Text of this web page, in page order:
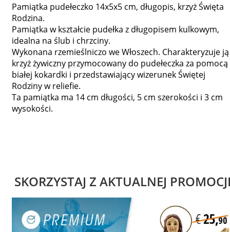
Pamiątka pudełeczko 14x5x5 cm, długopis, krzyż Święta
Rodzina.
Pamiątka w kształcie pudełka z długopisem kulkowym,
idealna na ślub i chrzciny.
Wykonana rzemieślniczo we Włoszech. Charakteryzuje ją
krzyż żywiczny przymocowany do pudełeczka za pomocą
białej kokardki i przedstawiający wizerunek Świętej
Rodziny w reliefie.
Ta pamiątka ma 14 cm długości, 5 cm szerokości i 3 cm
wysokości.
SKORZYSTAJ Z AKTUALNEJ